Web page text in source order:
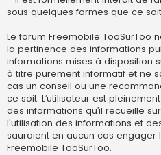
sous quelques formes que ce
Le forum Freemobile TooSurToo
la pertinence des informations
informations mises à disposition
à titre purement informatif et ne
cas un conseil ou une
ce soit. L’utilisateur est
des informations qu’il recueille
l'utilisation des informations et
sauraient en aucun cas engager
Freemobile TooSurToo.